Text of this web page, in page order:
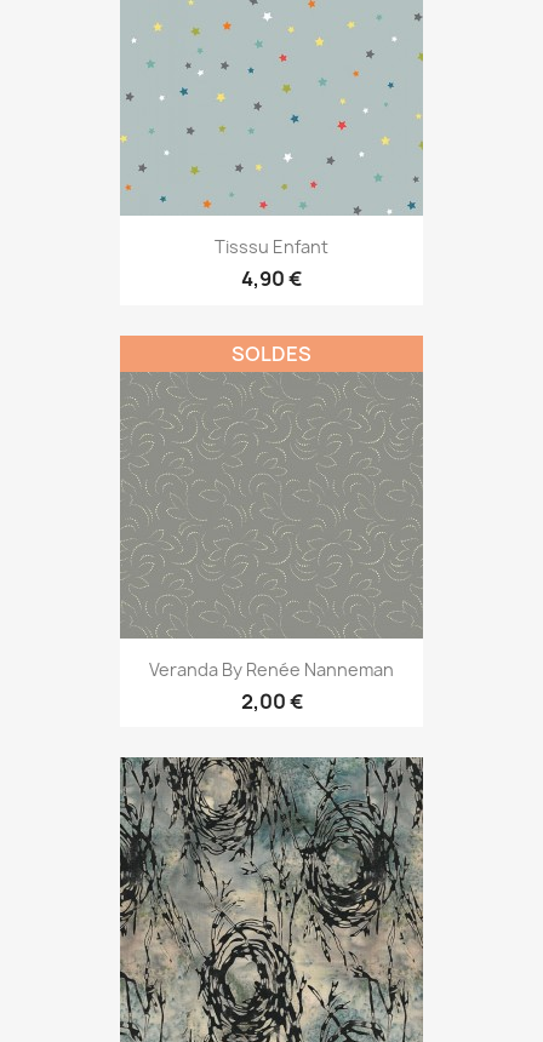
Tisssu Enfant
4,90 €
Veranda By Renée Nanneman
2,00 €
SOLDES